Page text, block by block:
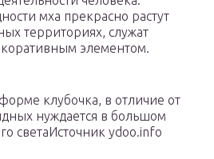
мха прекрасно растут
территориях, служат
элементом.
клубочка, в отличие от
нуждается в большом
светаИсточник ydoo.info